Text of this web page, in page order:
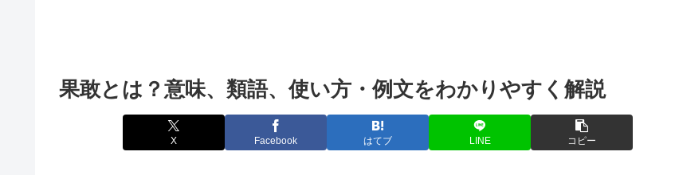
果敢とは？意味、類語、使い方・例文をわかりやすく解説
X Facebook はてブ LINE コピー